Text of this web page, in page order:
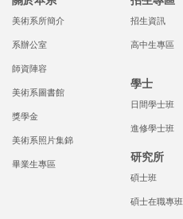
美術系所簡介
系辦公室
師資陣容
美術系圖書館
獎學金
美術系照片集錦
畢業生專區
招生資訊
高中生專區
學士
日間學士班
進修學士班
研究所
碩士班
碩士在職專班